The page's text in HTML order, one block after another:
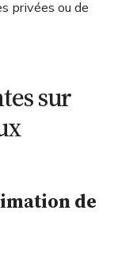
privées ou de
sur
de